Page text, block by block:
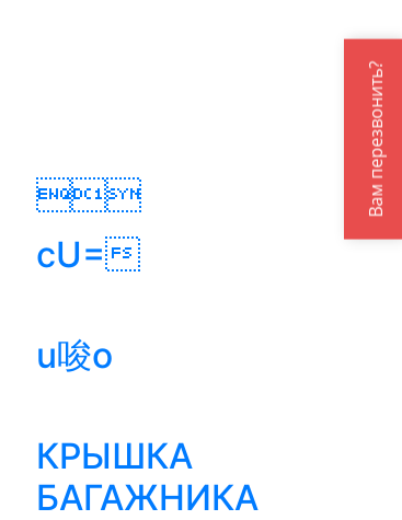

cU=
u唆o
КРЫШКА
БАГАЖНИКА
Вам перезвонить?